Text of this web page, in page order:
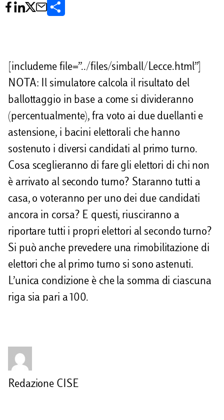
d
v
i
d
[includeme file=”../files/simball/Lecce.html”]
NOTA: Il simulatore calcola il risultato del
ballottaggio in base a come si divideranno
(percentualmente), fra voto ai due duellanti e
astensione, i bacini elettorali che hanno
sostenuto i diversi candidati al primo turno.
Cosa sceglieranno di fare gli elettori di chi non
è arrivato al secondo turno? Staranno tutti a
casa, o voteranno per uno dei due candidati
ancora in corsa? E questi, riusciranno a
riportare tutti i propri elettori al secondo turno?
Si può anche prevedere una rimobilitazione di
elettori che al primo turno si sono astenuti.
L’unica condizione è che la somma di ciascuna
riga sia pari a 100.
Redazione CISE